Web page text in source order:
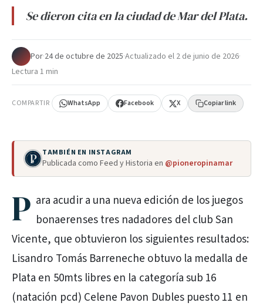
Se dieron cita en la ciudad de Mar del Plata.
Por·24 de octubre de 2025·Actualizado el 2 de junio de 2026·
Lectura 1 min
COMPARTIR WhatsApp Facebook X Copiar link
TAMBIÉN EN INSTAGRAM
Publicada como Feed y Historia en @pioneropinamar
P ara acudir a una nueva edición de los juegos
bonaerenses tres nadadores del club San
Vicente, que obtuvieron los siguientes resultados:
Lisandro Tomás Barreneche obtuvo la medalla de
Plata en 50mts libres en la categoría sub 16
(natación pcd) Celene Pavon Dubles puesto 11 en